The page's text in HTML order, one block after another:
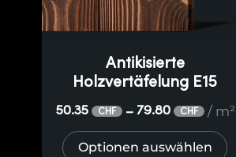
Antikisierte
Holzvertäfelung E15
50.35 CHF – 79.80 CHF / m²
Optionen auswählen